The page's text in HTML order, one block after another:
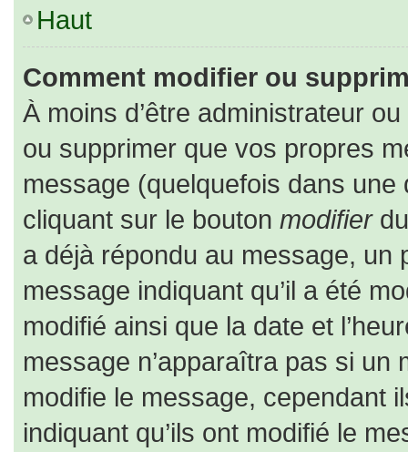
Haut
Comment modifier ou
À moins d’être administrateur
ou supprimer que vos propres
message (quelquefois dans
cliquant sur le bouton modifierdu
a déjà répondu au message, un
message indiquant qu’il a été
modifié ainsi que la date et
message n’apparaîtra pas si
modifie le message, cependant
indiquant qu’ils ont modifié le